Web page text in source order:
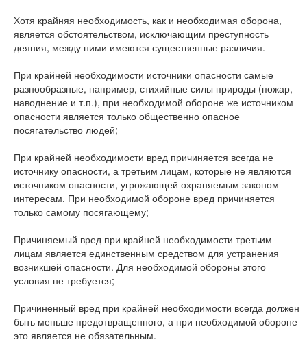
Хотя крайняя необходимость, как и необходимая оборона,
является обстоятельством, исключающим преступность
деяния, между ними имеются существенные различия.
При крайней необходимости источники опасности самые
разнообразные, например, стихийные силы природы (пожар,
наводнение и т.п.), при необходимой обороне же источником
опасности является только общественно опасное
посягательство людей;
При крайней необходимости вред причиняется всегда не
источнику опасности, а третьим лицам, которые не являются
источником опасности, угрожающей охраняемым законом
интересам. При необходимой обороне вред причиняется
только самому посягающему;
Причиняемый вред при крайней необходимости третьим
лицам является единственным средством для устранения
возникшей опасности. Для необходимой обороны этого
условия не требуется;
Причиненный вред при крайней необходимости всегда должен
быть меньше предотвращенного, а при необходимой обороне
это является не обязательным.